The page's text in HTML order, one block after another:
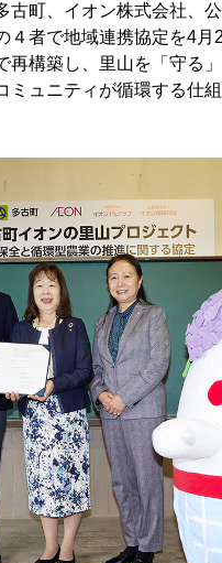
古町、イオン株式会社、
４者で地域連携協定を4
再構築し、里山を「守る
ミュニティが循環する仕